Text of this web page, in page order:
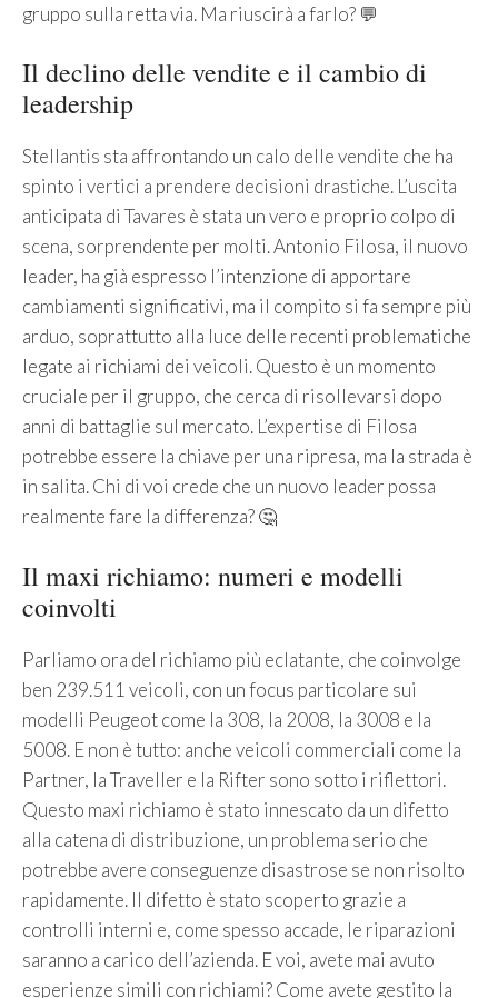
gruppo sulla retta via. Ma riuscirà a farlo? 💬
Il declino delle vendite e il cambio di
leadership
Stellantis sta affrontando un calo delle vendite che ha
spinto i vertici a prendere decisioni drastiche. L’uscita
anticipata di Tavares è stata un vero e proprio colpo di
scena, sorprendente per molti. Antonio Filosa, il nuovo
leader, ha già espresso l’intenzione di apportare
cambiamenti significativi, ma il compito si fa sempre più
arduo, soprattutto alla luce delle recenti problematiche
legate ai richiami dei veicoli. Questo è un momento
cruciale per il gruppo, che cerca di risollevarsi dopo
anni di battaglie sul mercato. L’expertise di Filosa
potrebbe essere la chiave per una ripresa, ma la strada è
in salita. Chi di voi crede che un nuovo leader possa
realmente fare la differenza? 🤔
Il maxi richiamo: numeri e modelli
coinvolti
Parliamo ora del richiamo più eclatante, che coinvolge
ben 239.511 veicoli, con un focus particolare sui
modelli Peugeot come la 308, la 2008, la 3008 e la
5008. E non è tutto: anche veicoli commerciali come la
Partner, la Traveller e la Rifter sono sotto i riflettori.
Questo maxi richiamo è stato innescato da un difetto
alla catena di distribuzione, un problema serio che
potrebbe avere conseguenze disastrose se non risolto
rapidamente. Il difetto è stato scoperto grazie a
controlli interni e, come spesso accade, le riparazioni
saranno a carico dell’azienda. E voi, avete mai avuto
esperienze simili con richiami? Come avete gestito la